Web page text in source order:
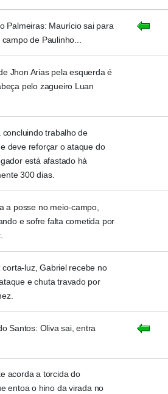
Palmeiras: Maurício sai para
de Paulinho...
Jhon Arias pela esquerda é
pelo zagueiro Luan
concluindo trabalho de
deve reforçar o ataque do
está afastado há
300 dias.
a posse no meio-campo,
e sofre falta cometida por
corta-luz, Gabriel recebe no
e chuta travado por
Santos: Oliva sai, entra
acorda a torcida do
entoa o hino da virada no